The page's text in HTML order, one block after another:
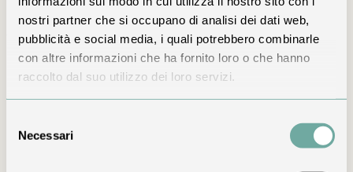
nostri partner che si occupano di analisi dei dati web,
pubblicità e social media, i quali potrebbero combinarle
con altre informazioni che ha fornito loro o che hanno
raccolto dal suo utilizzo dei loro servizi.
delNecessari
Il benessere diventa un momento da condividere: per ogni
notte, Mountain Spa e Sky Spa sono riservate
esclusivamente alla famiglia.
L’esperienza comprende
Minipiscina panoramica riscaldata a 36° e percorso
wellness
Camera Superior o Junior Suite secondo disponibilità